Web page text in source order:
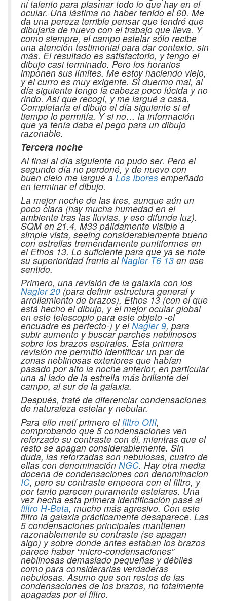
ni talento para plasmar todo lo que hay en el
ocular. Una lástima no haber tenido el 60. Me
da una pereza terrible pensar que tendré que
dibujarla de nuevo con el trabajo que lleva. Y
como siempre, el campo estelar sólo recibe
una atención testimonial para dar contexto, sin
más. El resultado es satisfactorio, y tengo el
dibujo casi terminado. Pero los horarios
imponen sus límites. Me estoy haciendo viejo,
y el curro es muy exigente. Si duermo mal, al
día siguiente tengo la cabeza poco lúcida y no
rindo. Así que recogí, y me largué a casa.
Completaría el dibujo el día siguiente si el
tiempo lo permitía. Y si no… la información
que ya tenía daba el pego para un dibujo
razonable.
Tercera noche
Al final al día siguiente no pudo ser. Pero el
segundo día no perdoné, y de nuevo con
buen cielo me largué a Los Ibores empeñado
en terminar el dibujo.
La mejor noche de las tres, aunque aún un
poco clara (hay mucha humedad en el
ambiente tras las lluvias, y eso difunde luz).
SQM en 21.4, M33 pálidamente visible a
simple vista, seeing considerablemente bueno
con estrellas tremendamente puntiformes en
el Ethos 13. Lo suficiente para que ya se note
su superioridad frente alNagler T6 13 en ese
sentido.
Primero, una revisión de la galaxia con los
Nagler 20 (para definir estructura general y
arrollamiento de brazos), Ethos 13 (con el que
está hecho el dibujo, y el mejor ocular global
en este telescopio para este objeto -el
encuadre es perfecto-) y elNagler 9, para
subir aumento y buscar parches neblinosos
sobre los brazos espirales. Esta primera
revisión me permitió identificar un par de
zonas neblinosas exteriores que habían
pasado por alto la noche anterior, en particular
una al lado de la estrella más brillante del
campo, al sur de la galaxia.
Después, traté de diferenciar condensaciones
de naturaleza estelar y nebular.
Para ello metí primero elfiltro OIII,
comprobando que 5 condensaciones ven
reforzado su contraste con él, mientras que el
resto se apagan considerablemente. Sin
duda, las reforzadas son nebulosas, cuatro de
ellas con denominación NGC. Hay otra media
docena de condensaciones con denominacion
IC, pero su contraste empeora con el filtro, y
por tanto parecen puramente estelares. Una
vez hecha esta primera identificación pasé al
filtro H-Beta, mucho más agresivo. Con este
filtro la galaxia prácticamente desaparece. Las
5 condensaciones principales mantienen
razonablemente su contraste (se apagan
algo) y sobre donde antes estaban los brazos
parece haber “micro-condensaciones”
neblinosas demasiado pequeñas y débiles
como para considerarlas verdaderas
nebulosas. Asumo que son restos de las
condensaciones de los brazos, no totalmente
apagadas por el filtro.